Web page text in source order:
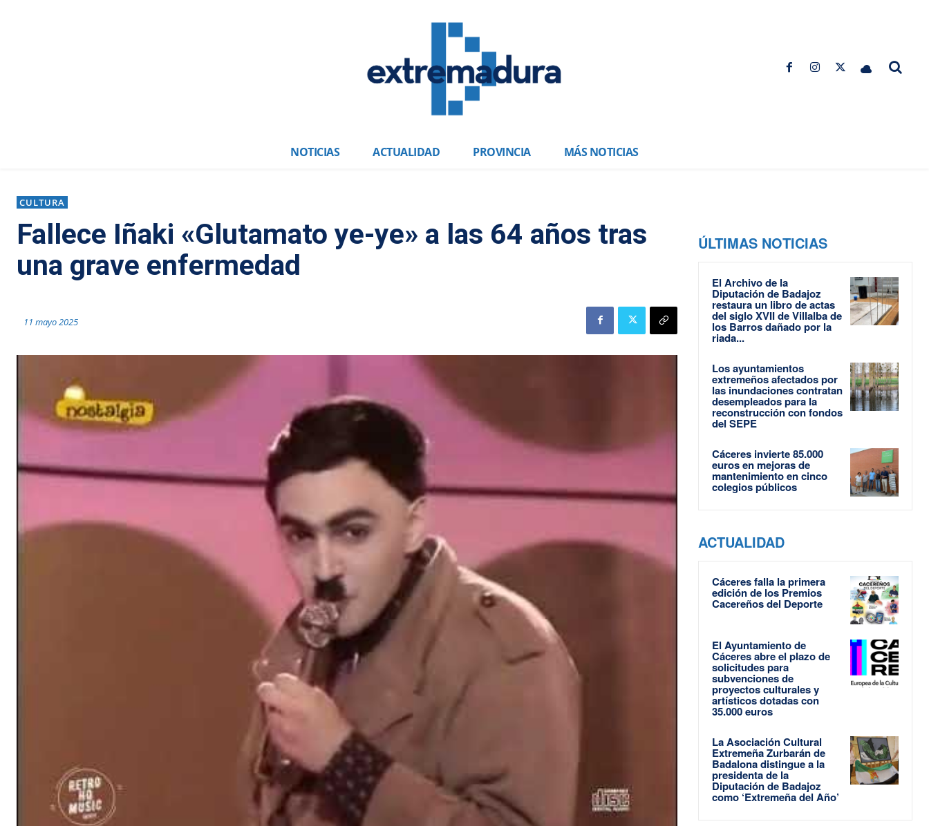
NOTICIAS ACTUALIDAD PROVINCIA MÁS NOTICIAS
CULTURA
Fallece Iñaki «Glutamato ye-ye» a las 64 años tras
una grave enfermedad
11 mayo 2025
ÚLTIMAS NOTICIAS
El Archivo de la
Diputación de Badajoz
restaura un libro de actas
del siglo XVII de Villalba de
los Barros dañado por la
riada...
Los ayuntamientos
extremeños afectados por
las inundaciones contratan
desempleados para la
reconstrucción con fondos
del SEPE
Cáceres invierte 85.000
euros en mejoras de
mantenimiento en cinco
colegios públicos
ACTUALIDAD
Cáceres falla la primera
edición de los Premios
Cacereños del Deporte
El Ayuntamiento de
Cáceres abre el plazo de
solicitudes para
subvenciones de
proyectos culturales y
artísticos dotadas con
35.000 euros
La Asociación Cultural
Extremeña Zurbarán de
Badalona distingue a la
presidenta de la
Diputación de Badajoz
como ‘Extremeña del Año’